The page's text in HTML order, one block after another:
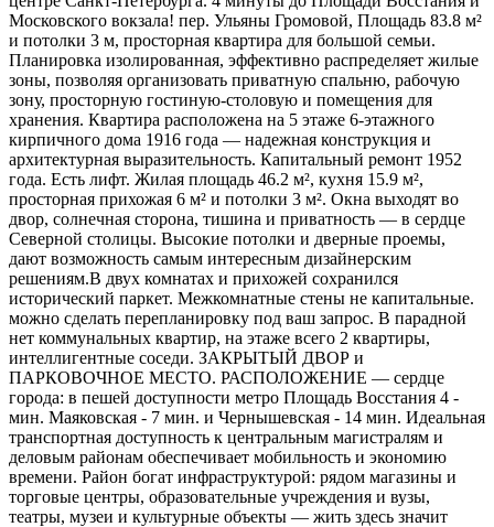
Московского вокзала! пер. Ульяны Громовой, Площадь 83.8 м²
и потолки 3 м, просторная квартира для большой семьи.
Планировка изолированная, эффективно распределяет жилые
зоны, позволяя организовать приватную спальню, рабочую
зону, просторную гостиную-столовую и помещения для
хранения. Квартира расположена на 5 этаже 6-этажного
кирпичного дома 1916 года — надежная конструкция и
архитектурная выразительность. Капитальный ремонт 1952
года. Есть лифт. Жилая площадь 46.2 м², кухня 15.9 м²,
просторная прихожая 6 м² и потолки 3 м². Окна выходят во
двор, солнечная сторона, тишина и приватность — в сердце
Северной столицы. Высокие потолки и дверные проемы,
дают возможность самым интересным дизайнерским
решениям.В двух комнатах и прихожей сохранился
исторический паркет. Межкомнатные стены не капитальные.
можно сделать перепланировку под ваш запрос. В парадной
нет коммунальных квартир, на этаже всего 2 квартиры,
интеллигентные соседи. ЗАКРЫТЫЙ ДВОР и
ПАРКОВОЧНОЕ МЕСТО. РАСПОЛОЖЕНИЕ — сердце
города: в пешей доступности метро Площадь Восстания 4 -
мин. Маяковская - 7 мин. и Чернышевская - 14 мин. Идеальная
транспортная доступность к центральным магистралям и
деловым районам обеспечивает мобильность и экономию
времени. Район богат инфраструктурой: рядом магазины и
торговые центры, образовательные учреждения и вузы,
театры, музеи и культурные объекты — жить здесь значит